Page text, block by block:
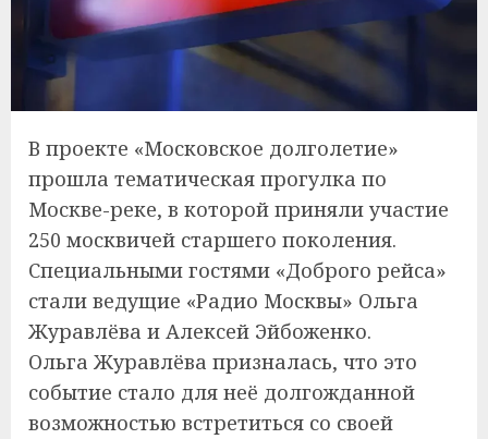
В проекте «Московское долголетие»
прошла тематическая прогулка по
Москве-реке, в которой приняли участие
250 москвичей старшего поколения.
Специальными гостями «Доброго рейса»
стали ведущие «Радио Москвы» Ольга
Журавлёва и Алексей Эйбоженко.
Ольга Журавлёва призналась, что это
событие стало для неё долгожданной
возможностью встретиться со своей